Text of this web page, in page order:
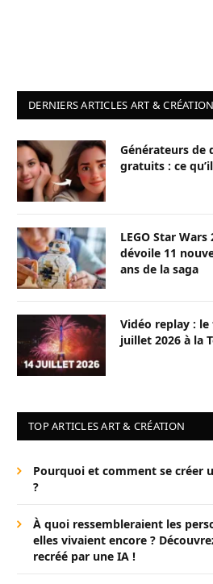
DERNIERS ARTICLES ART & CRÉATION
Générateurs de
gratuits : ce
LEGO Star
dévoile 11
ans de la saga
Vidéo replay : le
juillet 2026 à la
TOP ARTICLES ART & CRÉATION
Pourquoi et comment se créer
?
À quoi ressembleraient les
elles vivaient encore ?
recréé par une IA !